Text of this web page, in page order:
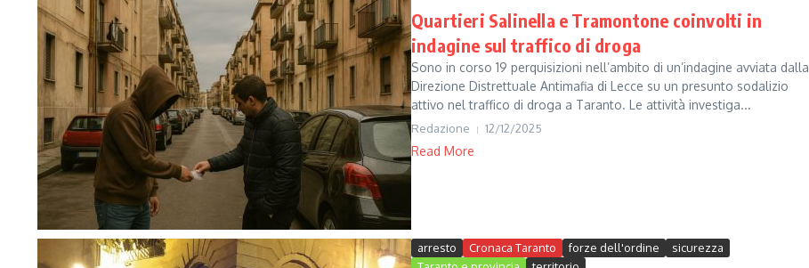
Quartieri Salinella e Tramontone coinvolti in
indagine sul traffico di droga
Sono in corso 19 perquisizioni nell’ambito di un’indagine avviata dalla
Direzione Distrettuale Antimafia di Lecce su un presunto sodalizio
attivo nel traffico di droga a Taranto. Le attività investiga...
Redazione 12/12/2025
Read More
arresto Cronaca Taranto forze dell'ordine
sicurezza